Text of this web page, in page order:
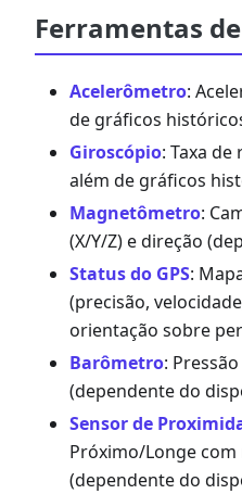
Ferramentas
Acelerômetro:
de gráficos
Giroscópio: Taxa de
além de gráficos
Magnetômetro:
(X/Y/Z) e direção
Status do GPS:
(precisão,
orientação sobre
Barômetro:
(dependente do
Sensor de
Próximo/Longe
(dependente do